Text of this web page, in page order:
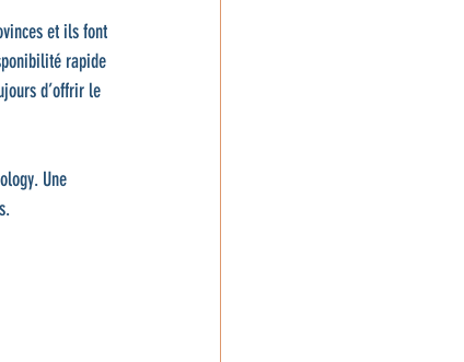
et ils font
rapide
d’offrir le
Une